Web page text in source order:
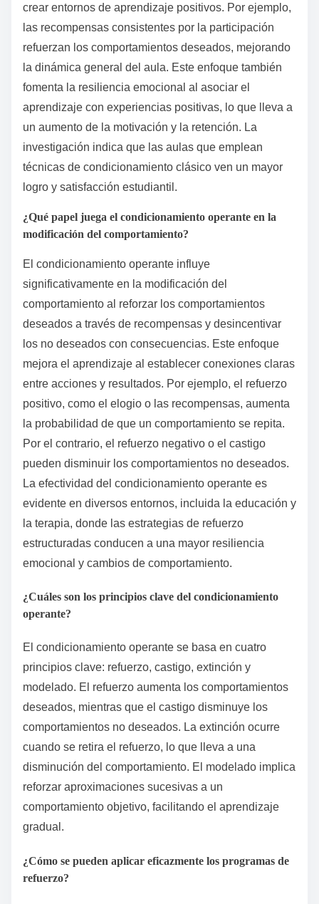
crear entornos de aprendizaje positivos. Por ejemplo,
las recompensas consistentes por la participación
refuerzan los comportamientos deseados, mejorando
la dinámica general del aula. Este enfoque también
fomenta la resiliencia emocional al asociar el
aprendizaje con experiencias positivas, lo que lleva a
un aumento de la motivación y la retención. La
investigación indica que las aulas que emplean
técnicas de condicionamiento clásico ven un mayor
logro y satisfacción estudiantil.
¿Qué papel juega el condicionamiento operante en la
modificación del comportamiento?
El condicionamiento operante influye
significativamente en la modificación del
comportamiento al reforzar los comportamientos
deseados a través de recompensas y desincentivar
los no deseados con consecuencias. Este enfoque
mejora el aprendizaje al establecer conexiones claras
entre acciones y resultados. Por ejemplo, el refuerzo
positivo, como el elogio o las recompensas, aumenta
la probabilidad de que un comportamiento se repita.
Por el contrario, el refuerzo negativo o el castigo
pueden disminuir los comportamientos no deseados.
La efectividad del condicionamiento operante es
evidente en diversos entornos, incluida la educación y
la terapia, donde las estrategias de refuerzo
estructuradas conducen a una mayor resiliencia
emocional y cambios de comportamiento.
¿Cuáles son los principios clave del condicionamiento
operante?
El condicionamiento operante se basa en cuatro
principios clave: refuerzo, castigo, extinción y
modelado. El refuerzo aumenta los comportamientos
deseados, mientras que el castigo disminuye los
comportamientos no deseados. La extinción ocurre
cuando se retira el refuerzo, lo que lleva a una
disminución del comportamiento. El modelado implica
reforzar aproximaciones sucesivas a un
comportamiento objetivo, facilitando el aprendizaje
gradual.
¿Cómo se pueden aplicar eficazmente los programas de
refuerzo?